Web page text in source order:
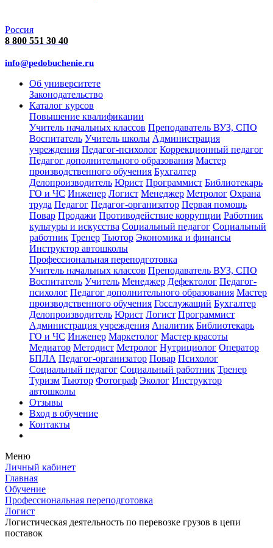
Россия
8 800 551 30 40
info@pedobuchenie.ru
Об университете
Законодательство
Каталог курсов
Повышение квалификации
Учитель начальных классов Преподаватель ВУЗ, СПО
Воспитатель Учитель школы Администрация
учреждения Педагог-психолог Коррекционный педагог
Педагог дополнительного образования Мастер
производственного обучения Бухгалтер
Делопроизводитель Юрист Программист Библиотекарь
ГО и ЧС Инженер Логист Менеджер Метролог Охрана
труда Педагог Педагог-организатор Первая помощь
Повар Продажи Противодействие коррупции Работник
культуры и искусства Социальный педагог Социальный
работник Тренер Тьютор Экономика и финансы
Инструктор автошколы
Профессиональная переподготовка
Учитель начальных классов Преподаватель ВУЗ, СПО
Воспитатель Учитель Менеджер Дефектолог Педагог-
психолог Педагог дополнительного образования Мастер
производственного обучения Госслужащий Бухгалтер
Делопроизводитель Юрист Логист Программист
Администрация учреждения Аналитик Библиотекарь
ГО и ЧС Инженер Маркетолог Мастер красоты
Медиатор Методист Метролог Нутрициолог Оператор
БПЛА Педагог-организатор Повар Психолог
Социальный педагог Социальный работник Тренер
Туризм Тьютор Фотограф Эколог Инструктор
автошколы
Отзывы
Вход в обучение
Контакты
Меню
Личный кабинет
Главная
Обучение
Профессиональная переподготовка
Логист
Логистическая деятельность по перевозке грузов в цепи
поставок